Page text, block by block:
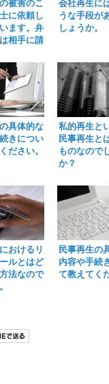
被害のこ
に依頼し
ます。弁
相手に請
会社再生に
うな手段が
しょうか。
具体的な
きについ
ださい。
私的再生と
民事再生と
ものなので
か？
おけるリ
ルとはど
法なので
民事再生の
内容や手続
て教えてく